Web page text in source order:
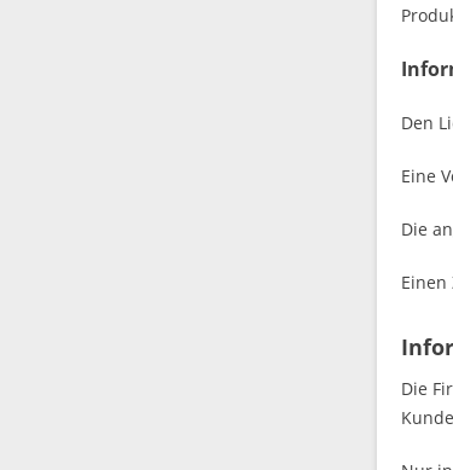
Den
Eine
Die
Die